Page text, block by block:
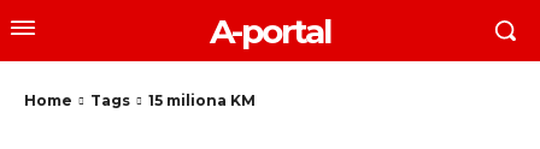
A-portal
Home Tags 15 miliona KM